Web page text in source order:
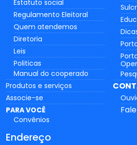
Estatuto social
Regulamento Eleitoral
Quem atendemos
Diretoria
Leis
Politicas
Manual do cooperado
Produtos e serviços
Associe-se
PARA VOCÊ
Convênios
Endereço